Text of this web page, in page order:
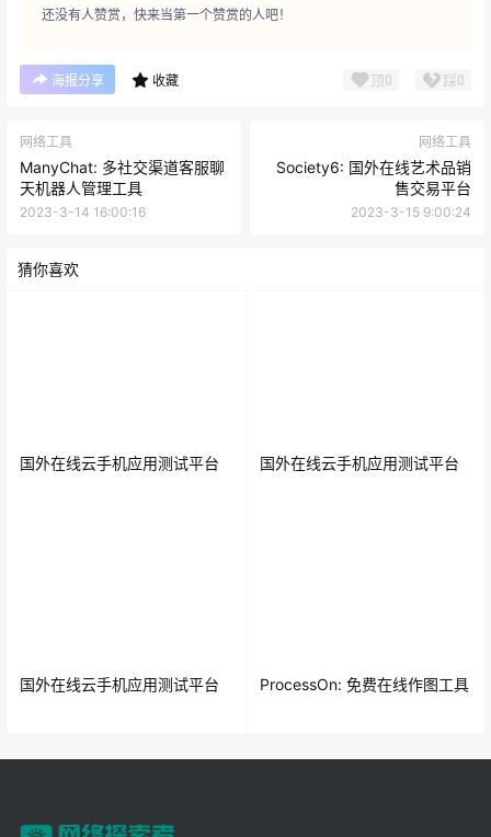
还没有人赞赏，快来当第一个赞赏的人吧！
海报分享 收藏 顶0 踩0
网络工具
ManyChat: 多社交渠道客服聊
天机器人管理工具
2023-3-14 16:00:16
网络工具
Society6: 国外在线艺术品销
售交易平台
2023-3-15 9:00:24
猜你喜欢
国外在线云手机应用测试平台 国外在线云手机应用测试平台
国外在线云手机应用测试平台 ProcessOn: 免费在线作图工具